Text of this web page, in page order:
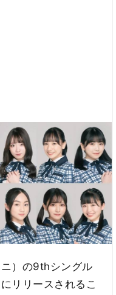
）の9thシングル
リリースされるこ